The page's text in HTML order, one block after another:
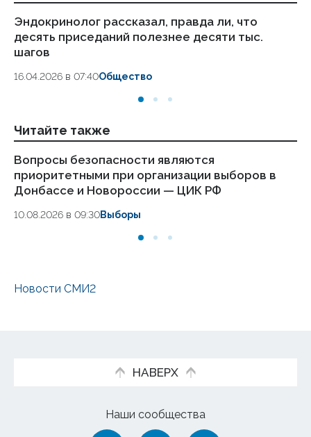
Эндокринолог рассказал, правда ли, что
десять приседаний полезнее десяти тыс.
шагов
16.04.2026 в 07:40Общество
Читайте также
Вопросы безопасности являются
приоритетными при организации выборов в
Донбассе и Новороссии — ЦИК РФ
10.08.2026 в 09:30Выборы
Новости СМИ2
НАВЕРХ
Наши сообщества